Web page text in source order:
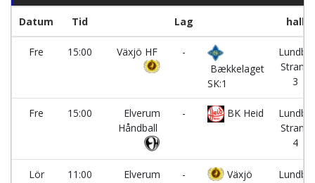
Datum Tid Lag hall
Fre 15:00 Växjö HF
-
Bækkelaget
SK:1
Lundby
Strand
3
Fre 15:00
Elverum
Håndball
- BK Heid
Lundby
Strand
4
Lör 11:00
Elverum
-
Växjö
Lundby